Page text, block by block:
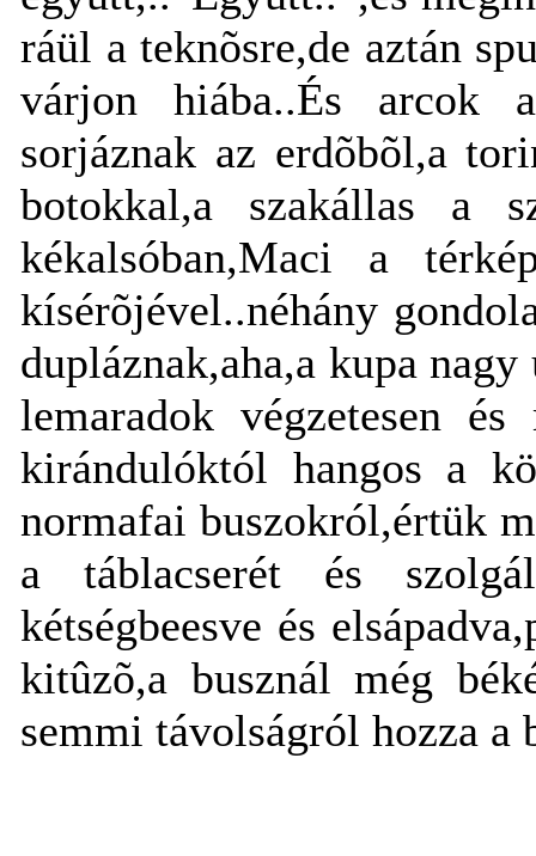
ráül a teknõsre,de aztán
várjon hiába..És arcok
sorjáznak az erdõbõl,a
botokkal,a szakállas a
kékalsóban,Maci a
kísérõjével..néhány
dupláznak,aha,a kupa
lemaradok végzetesen
kirándulóktól hangos a
normafai buszokról,értük
a táblacserét és
kétségbeesve és
kitûzõ,a busznál még
semmi távolságról hozza